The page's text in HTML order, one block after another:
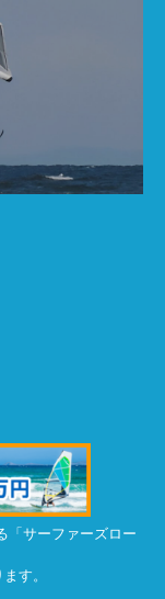
「サーファーズロー
す。